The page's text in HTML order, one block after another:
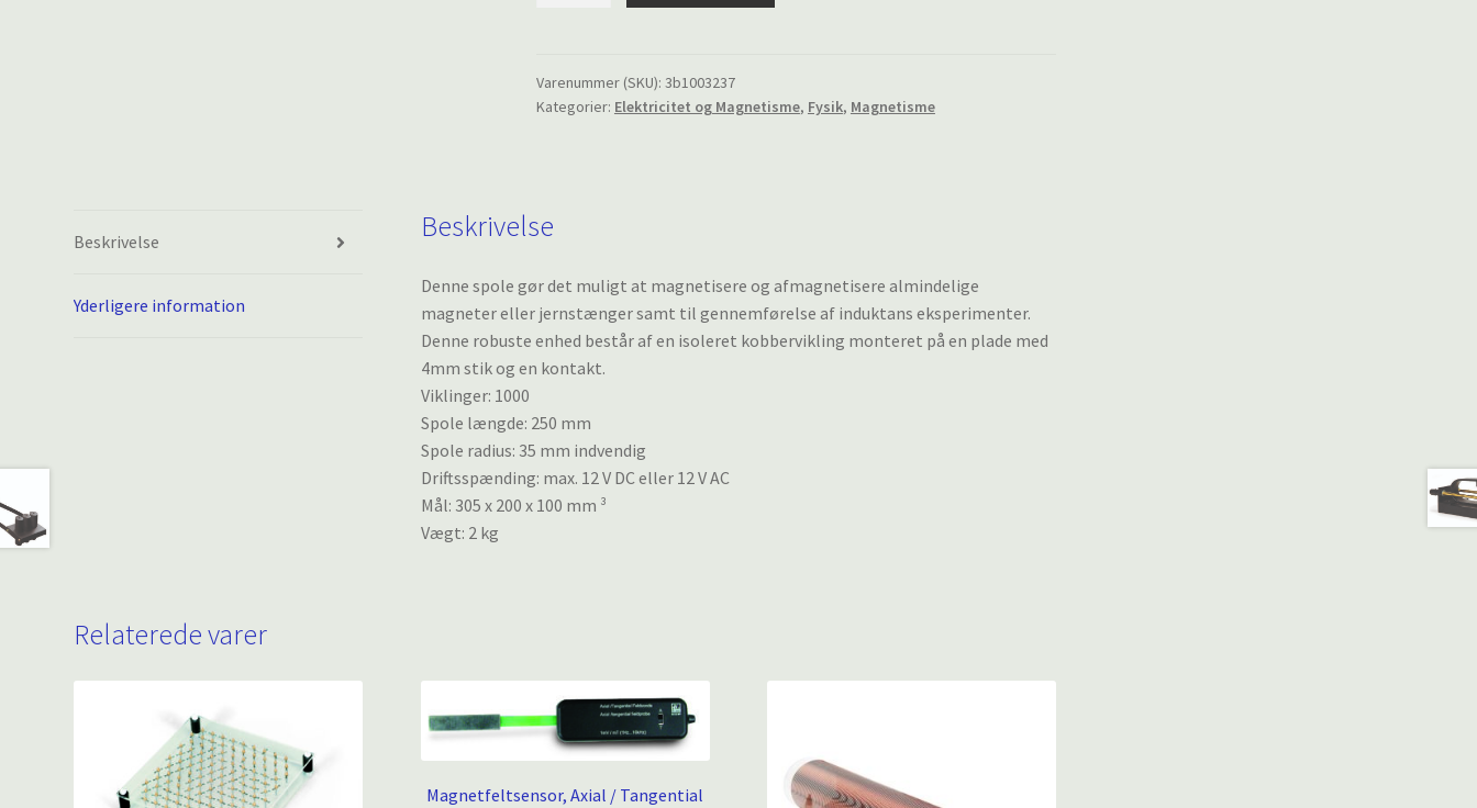
antal
Varenummer (SKU): 3b1003237
Kategorier: Elektricitet og Magnetisme, Fysik, Magnetisme
Beskrivelse
Yderligere information
Beskrivelse
Denne spole gør det muligt at magnetisere og afmagnetisere almindelige
magneter eller jernstænger samt til gennemførelse af induktans eksperimenter.
Denne robuste enhed består af en isoleret kobbervikling monteret på en plade med
4mm stik og en kontakt.
Viklinger: 1000
Spole længde: 250 mm
Spole radius: 35 mm indvendig
Driftsspænding: max. 12 V DC eller 12 V AC
Mål: 305 x 200 x 100 mm ³
Vægt: 2 kg
Relaterede varer
Magnetfeltsensor, Axial / Tangential